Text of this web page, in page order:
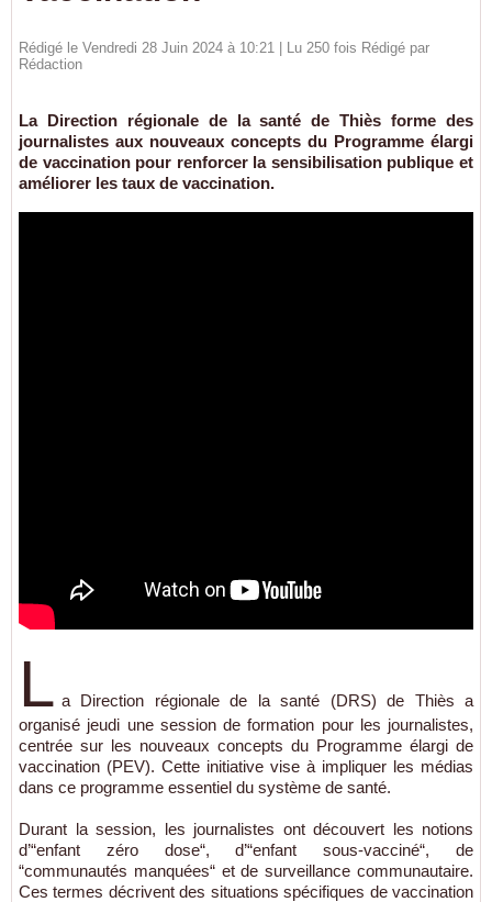
Rédigé le Vendredi 28 Juin 2024 à 10:21 | Lu 250 fois Rédigé par
Rédaction
La Direction régionale de la santé de Thiès forme des
journalistes aux nouveaux concepts du Programme élargi
de vaccination pour renforcer la sensibilisation publique et
améliorer les taux de vaccination.
L a Direction régionale de la santé (DRS) de Thiès a
organisé jeudi une session de formation pour les journalistes,
centrée sur les nouveaux concepts du Programme élargi de
vaccination (PEV). Cette initiative vise à impliquer les médias
dans ce programme essentiel du système de santé.
Durant la session, les journalistes ont découvert les notions
d’“enfant zéro dose“, d’“enfant sous-vacciné“, de
“communautés manquées“ et de surveillance communautaire.
Ces termes décrivent des situations spécifiques de vaccination